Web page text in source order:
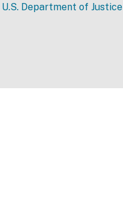
U.S. Department of Justice